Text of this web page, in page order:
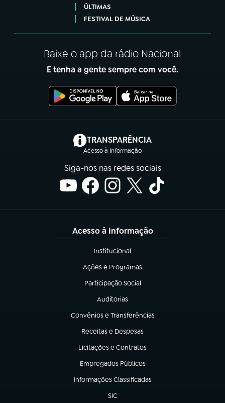
ÚLTIMAS
FESTIVAL DE MÚSICA
Baixe o app da rádio Nacional
E tenha a gente sempre com você.
TRANSPARÊNCIA
Acesso à Informação
(abre em nova aba)
Siga-nos nas redes sociais
Acesso à Informação
Institucional
(abre em nova aba)
Ações e Programas
(abre em nova aba)
Participação Social
(abre em nova aba)
Auditorias
(abre em nova aba)
Convênios e Transferências
(abre em nova aba)
Receitas e Despesas
(abre em nova aba)
Licitações e Contratos
(abre em nova aba)
Empregados Públicos
(abre em nova aba)
Informações Classificadas
(abre em nova aba)
SIC
(abre em nova aba)